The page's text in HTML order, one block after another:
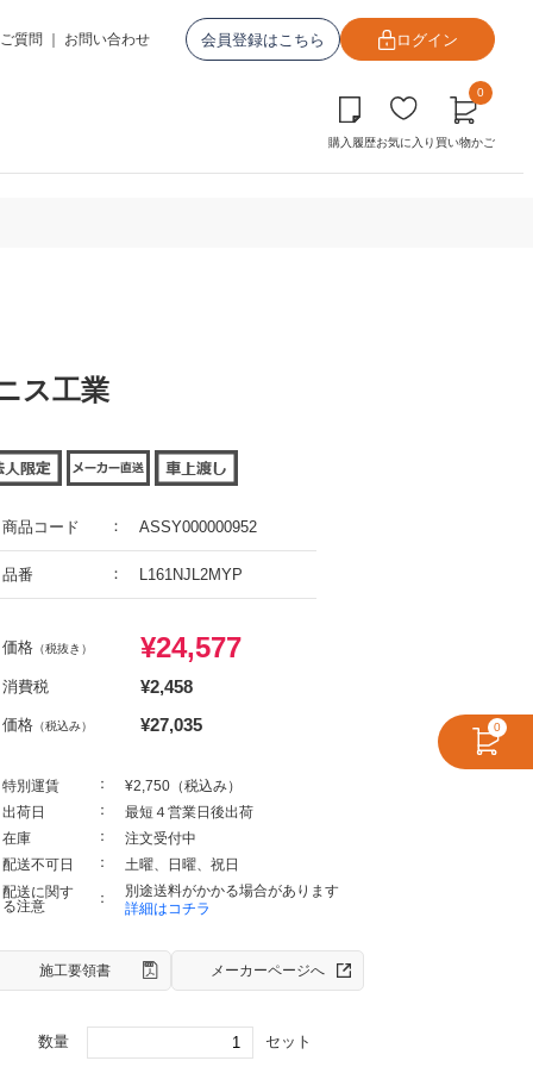
質問 お問い合わせ 会員登録はこちら ログイン
購入履歴お気に入り
0
買い物かご
ス工業
商品コード ASSY000000952
品番 L161NJL2MYP
価格 （税抜き） ¥24,577
消費税 ¥2,458
価格 （税込み） ¥27,035
特別運賃
¥2,750（税込み）
出荷日
最短４営業日後出荷
在庫
注文受付中
配送不可日
土曜、日曜、祝日
配送に関す
る注意
別途送料がかかる場合があります
詳細はコチラ
施工要領書 メーカーページへ
数量 セット
0